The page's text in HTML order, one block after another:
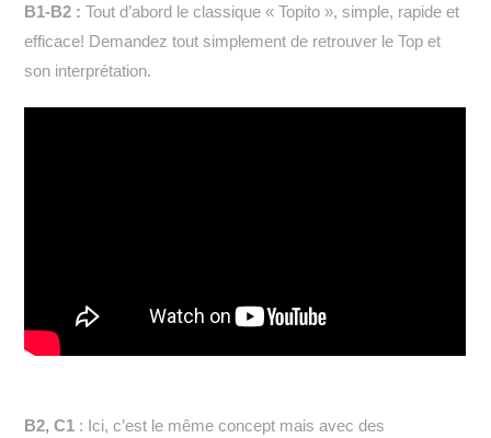
B1-B2 : Tout d’abord le classique « Topito », simple, rapide et
efficace! Demandez tout simplement de retrouver le Top et
son interprétation.
B2, C1 : Ici, c’est le même concept mais avec des